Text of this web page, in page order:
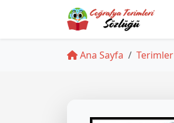
Ana Sayfa Terimler